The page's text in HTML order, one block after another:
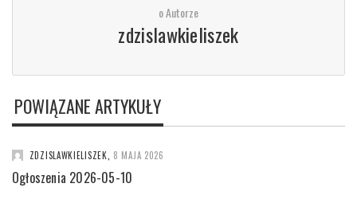
o Autorze
zdzislawkieliszek
POWIĄZANE ARTYKUŁY
ZDZISLAWKIELISZEK 8 MAJA 2026
Ogłoszenia 2026-05-10